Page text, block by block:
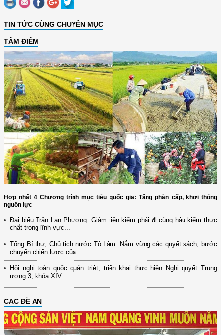
TIN TỨC CÙNG CHUYÊN MỤC
TÂM ĐIỂM
Hợp nhất 4 Chương trình mục tiêu quốc gia: Tăng phân cấp, khơi thông
nguồn lực
Đại biểu Trần Lan Phương: Giảm tiền kiểm phải đi cùng hậu kiểm thực
chất trong lĩnh vực...
Tổng Bí thư, Chủ tịch nước Tô Lâm: Nắm vững các quyết sách, bước
chuyển chiến lược của...
Hội nghị toàn quốc quán triệt, triển khai thực hiện Nghị quyết Trung
ương 3, khóa XIV
CÁC ĐỀ ÁN